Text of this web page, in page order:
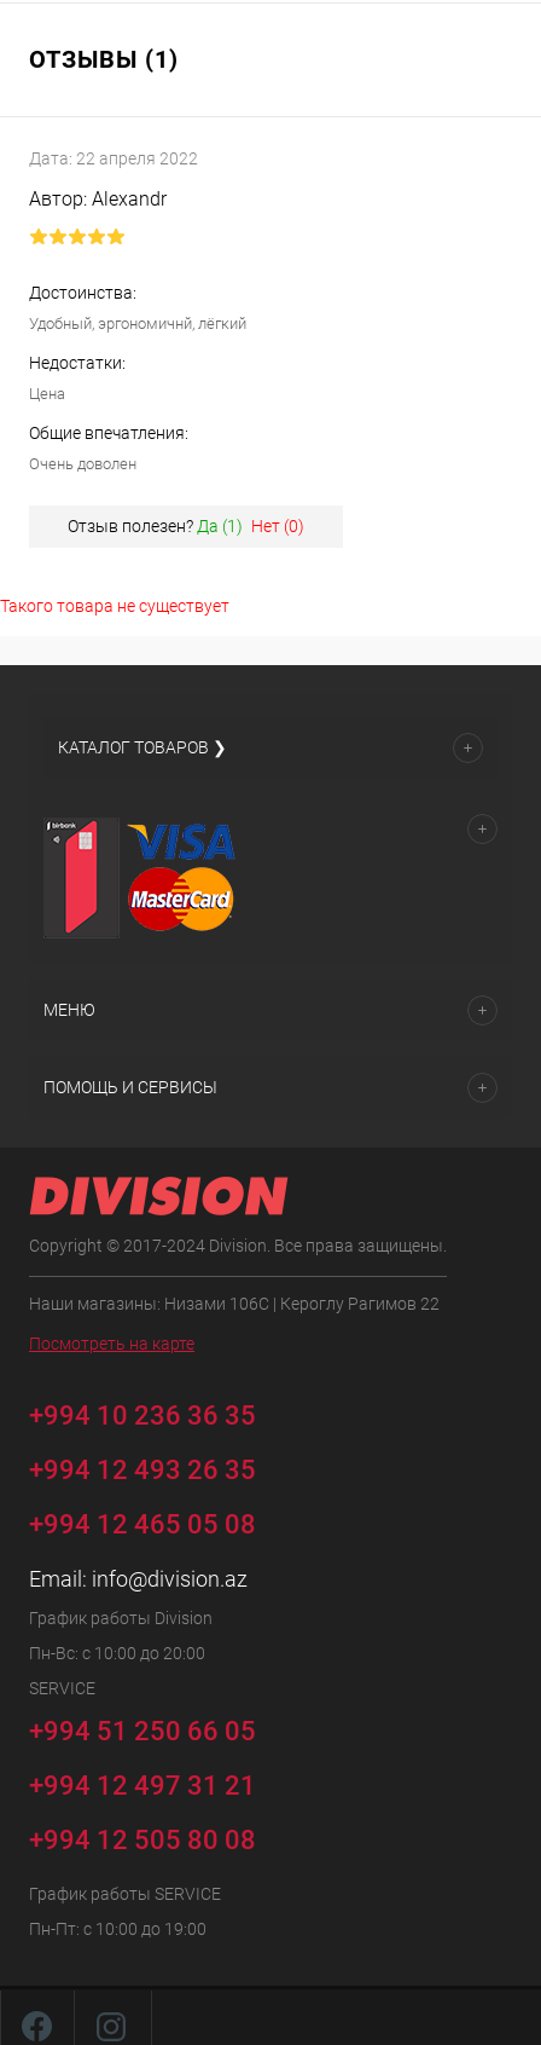
ОТЗЫВЫ (1)
Дата: 22 апреля 2022
Автор: Alexandr
Достоинства:
Удобный, эргономичнй, лёгкий
Недостатки:
Цена
Общие впечатления:
Очень доволен
Отзыв полезен? Да (1) Нет (0)
Такого товара не существует
КАТАЛОГ ТОВАРОВ ❯
МЕНЮ
ПОМОЩЬ И СЕРВИСЫ
Copyright © 2017-2024 Division. Все права защищены.
Наши магазины: Низами 106C | Кероглу Рагимов 22
Посмотреть на карте
+994 10 236 36 35
+994 12 493 26 35
+994 12 465 05 08
Email: info@division.az
График работы Division
Пн-Вс: с 10:00 до 20:00
SERVICE
+994 51 250 66 05
+994 12 497 31 21
+994 12 505 80 08
График работы SERVICE
Пн-Пт: с 10:00 до 19:00